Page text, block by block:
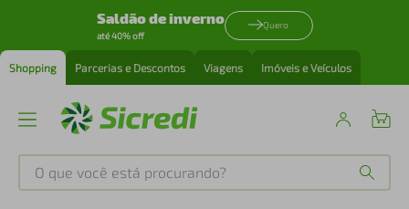
Saldão de inverno
até 40% off
Quero
Shopping Parcerias e Descontos Viagens Imóveis e Veículos
O que você está procurando?